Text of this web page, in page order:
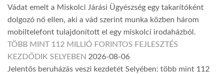
Vádat emelt a Miskolci Járási Ügyészség egy takarítóként
dolgozó nő ellen, aki a vád szerint munka közben három
mobiltelefont tulajdonított el egy miskolci irodaházból.
TÖBB MINT 112 MILLIÓ FORINTOS FEJLESZTÉS
KEZDŐDIK SELYEBEN 2026-08-06
Jelentős beruházás veszi kezdetét Selyében: több mint 112